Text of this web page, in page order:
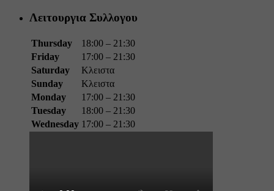
Λειτουργια Συλλογου
Thursday
18:00 – 21:30
Friday
17:00 – 21:30
Saturday
Κλειστα
Sunday
Κλειστα
Monday
17:00 – 21:30
Tuesday
18:00 – 21:30
Wednesday 17:00 – 21:30